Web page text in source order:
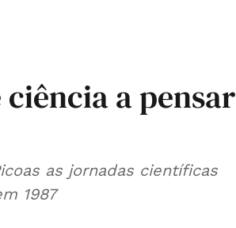
a pensar
as jornadas científicas
1987